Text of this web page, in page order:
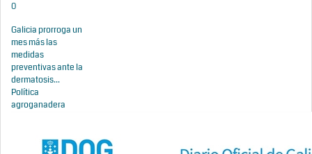
0
Galicia prorroga un
mes más las
medidas
preventivas ante la
dermatosis...
Política
agroganadera